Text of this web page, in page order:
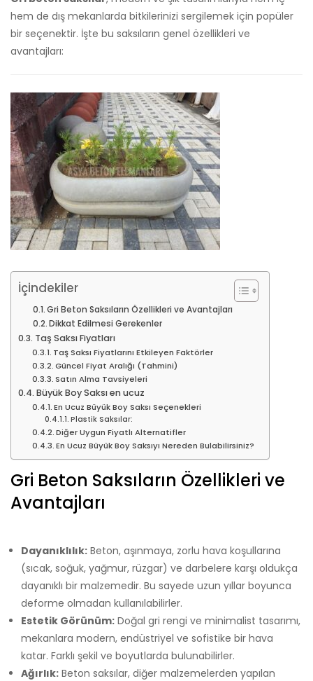
hem de dış mekanlarda bitkilerinizi sergilemek için popüler
bir seçenektir. İşte bu saksıların genel özellikleri ve
avantajları:
İçindekiler
Gri Beton Saksıların Özellikleri ve Avantajları
Dikkat Edilmesi Gerekenler
Taş Saksı Fiyatları
Taş Saksı Fiyatlarını Etkileyen Faktörler
Güncel Fiyat Aralığı (Tahmini)
Satın Alma Tavsiyeleri
Büyük Boy Saksı en ucuz
En Ucuz Büyük Boy Saksı Seçenekleri
Plastik Saksılar:
Diğer Uygun Fiyatlı Alternatifler
En Ucuz Büyük Boy Saksıyı Nereden Bulabilirsiniz?
Gri Beton Saksıların Özellikleri ve
Avantajları
Dayanıklılık: Beton, aşınmaya, zorlu hava koşullarına
(sıcak, soğuk, yağmur, rüzgar) ve darbelere karşı oldukça
dayanıklı bir malzemedir. Bu sayede uzun yıllar boyunca
deforme olmadan kullanılabilirler.
Estetik Görünüm: Doğal gri rengi ve minimalist tasarımı,
mekanlara modern, endüstriyel ve sofistike bir hava
katar. Farklı şekil ve boyutlarda bulunabilirler.
Ağırlık: Beton saksılar, diğer malzemelerden yapılan